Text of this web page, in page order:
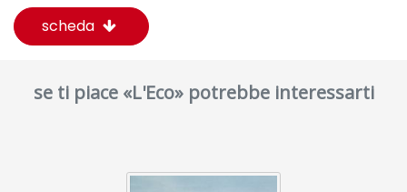
scheda
se ti piace «L'Eco» potrebbe interessarti